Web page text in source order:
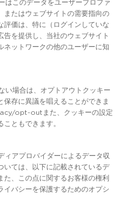
はこのデータをユーザープロファ
またはウェブサイトの需要指向の
評価は、特に（ログインしていな
告を提供し、当社のウェブサイト
ネットワークの他のユーザーに知
い場合は、オプトアウトクッキー
保存に異議を唱えることができま
opt-outまた、クッキーの設定
ともできます。
ィアプロバイダーによるデータ収
いては、以下に記載されているデ
た、この点に関するお客様の権利
イバシーを保護するためのオプシ